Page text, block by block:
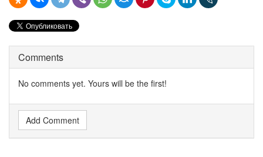
Comments
No comments yet. Yours will be the first!
Add Comment